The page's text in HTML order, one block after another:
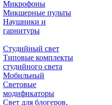
Микрофоны
Микшерные пульты
Наушники и
гарнитуры
Студийный свет
Типовые комплекты
студийного света
Мобильный
Световые
модификаторы
Свет для блогеров,